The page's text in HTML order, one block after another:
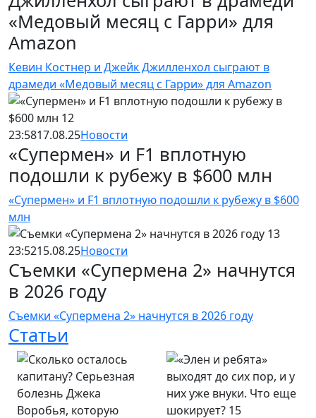
«Медовый месяц с Гарри» для
Amazon
Кевин Костнер и Джейк Джилленхол сыграют в
драмеди «Медовый месяц с Гарри» для Amazon
23:5817.08.25Новости
«Супермен» и F1 вплотную
подошли к рубежу в $600 млн
«Супермен» и F1 вплотную подошли к рубежу в $600
млн
23:5215.08.25Новости
Съемки «Супермена 2» начнутся
в 2026 году
Съемки «Супермена 2» начнутся в 2026 году
Статьи